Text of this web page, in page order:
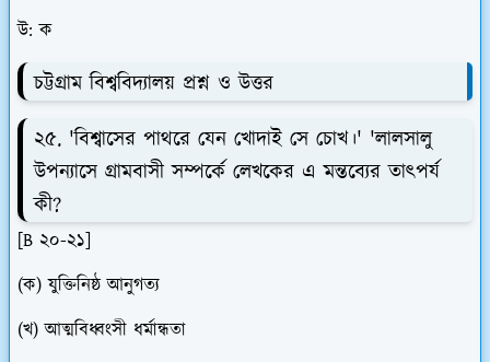
উ: ক
চট্টগ্রাম বিশ্ববিদ্যালয় প্রশ্ন ও উত্তর
২৫. 'বিশ্বাসের পাথরে যেন খোদাই সে চোখ।' 'লালসালু
উপন্যাসে গ্রামবাসী সম্পর্কে লেখকের এ মন্তব্যের তাৎপর্য
কী?
[B ২০-২১]
(ক) যুক্তিনিষ্ঠ আনুগত্য
(খ) আত্মবিধ্বংসী ধর্মান্ধতা